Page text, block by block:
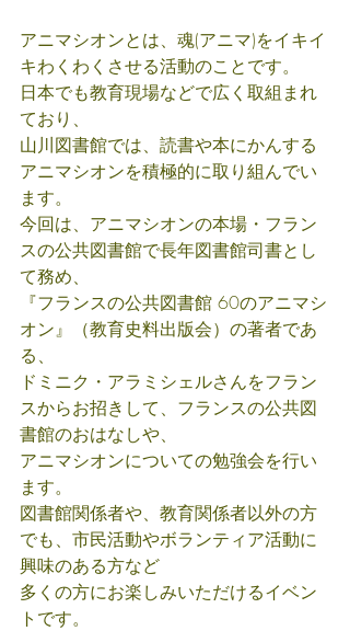
アニマシオンとは、魂(アニマ)をイキイ
キわくわくさせる活動のことです。
日本でも教育現場などで広く取組まれ
ており、
山川図書館では、読書や本にかんする
アニマシオンを積極的に取り組んでい
ます。
今回は、アニマシオンの本場・フラン
スの公共図書館で長年図書館司書とし
て務め、
『フランスの公共図書館 60のアニマシ
オン』（教育史料出版会）の著者であ
る、
ドミニク・アラミシェルさんをフラン
スからお招きして、フランスの公共図
書館のおはなしや、
アニマシオンについての勉強会を行い
ます。
図書館関係者や、教育関係者以外の方
でも、市民活動やボランティア活動に
興味のある方など
多くの方にお楽しみいただけるイベン
トです。